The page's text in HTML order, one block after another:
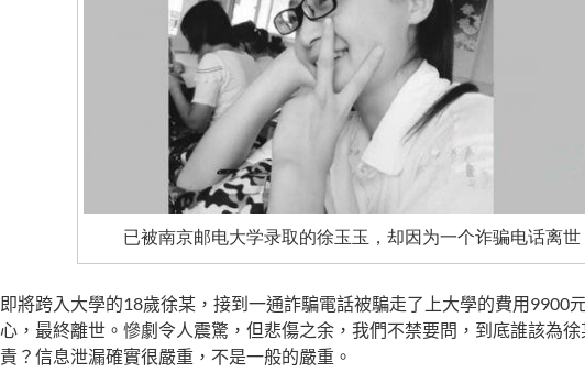
已被南京邮电大学录取的徐玉玉，却因为一个诈骗电话离世
即將跨入大學的18歲徐某，接到一通詐騙電話被騙走了上大學的費用9900
心，最終離世。慘劇令人震驚，但悲傷之余，我們不禁要問，到底誰該為
責？信息泄漏確實很嚴重，不是一般的嚴重。